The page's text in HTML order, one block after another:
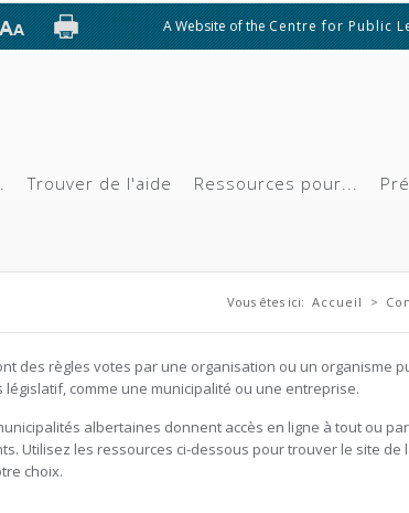
A Website of theCentre for Public
Trouver de l'aide Ressources pour...
Vous êtes ici
Vous êtes ici: Accueil >
des règles votes par une organisation ou un organisme
législatif, comme une municipalité ou une entreprise.
albertaines donnent accès en ligne à tout ou
Utilisez les ressources ci-dessous pour trouver le site de
choix.